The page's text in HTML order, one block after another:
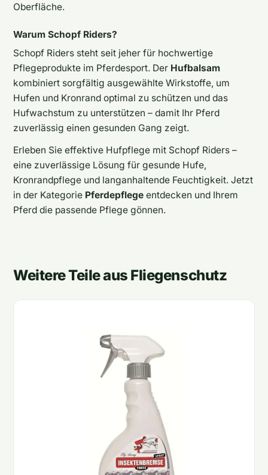
Oberfläche.
Warum Schopf Riders?
Schopf Riders steht seit jeher für hochwertige
Pflegeprodukte im Pferdesport. Der Hufbalsam
kombiniert sorgfältig ausgewählte Wirkstoffe, um
Hufen und Kronrand optimal zu schützen und das
Hufwachstum zu unterstützen – damit Ihr Pferd
zuverlässig einen gesunden Gang zeigt.
Erleben Sie effektive Hufpflege mit Schopf Riders –
eine zuverlässige Lösung für gesunde Hufe,
Kronrandpflege und langanhaltende Feuchtigkeit. Jetzt
in der Kategorie Pferdepflege entdecken und Ihrem
Pferd die passende Pflege gönnen.
Weitere Teile aus Fliegenschutz